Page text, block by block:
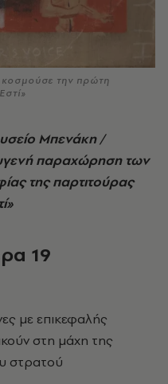
την πρώτη
Μπενάκη /
παραχώρηση των
της παρτιτούρας
19
με επικεφαλής
στη μάχη της
στρατού